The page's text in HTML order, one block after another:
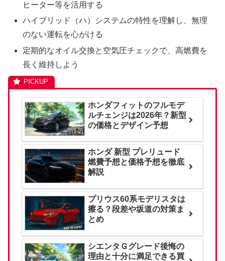
ヒーター等を活用する
ハイブリッド（ハ）システムの特性を理解し、無理
のない運転を心がける
定期的なオイル交換と空気圧チェックで、高燃費を
長く維持しよう
ホンダフィットのフルモデ
ルチェンジは2026年？新型
の価格とデザイン予想
ホンダ 新型 プレリュード
燃費予想と価格予想を徹底
解説
プリウス60系モデリスタは
擦る？段差や坂道の対策ま
とめ
シエンタＧグレード後悔の
理由と十分に満足できる買